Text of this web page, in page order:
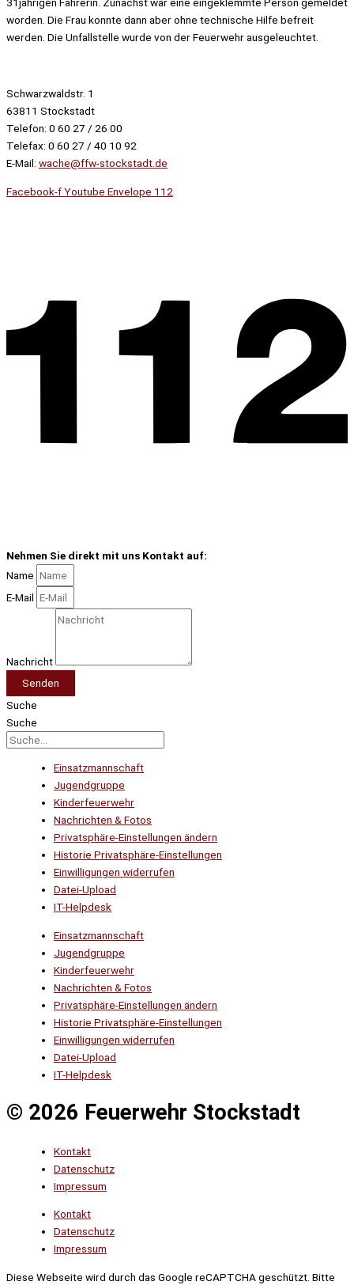
worden. Die Frau konnte dann aber ohne technische Hilfe befreit
werden. Die Unfallstelle wurde von der Feuerwehr ausgeleuchtet.
Schwarzwaldstr. 1
63811 Stockstadt
Telefon: 0 60 27 / 26 00
Telefax: 0 60 27 / 40 10 92
E-Mail: wache@ffw-stockstadt.de
Facebook-fYoutube Envelope 112
Nehmen Sie direkt mit uns Kontakt auf:
Name
E-Mail
Nachricht
Senden
Suche
Suche
Einsatzmannschaft
Jugendgruppe
Kinderfeuerwehr
Nachrichten & Fotos
Privatsphäre-Einstellungen ändern
Historie Privatsphäre-Einstellungen
Einwilligungen widerrufen
Datei-Upload
IT-Helpdesk
Einsatzmannschaft
Jugendgruppe
Kinderfeuerwehr
Nachrichten & Fotos
Privatsphäre-Einstellungen ändern
Historie Privatsphäre-Einstellungen
Einwilligungen widerrufen
Datei-Upload
IT-Helpdesk
© 2026 Feuerwehr Stockstadt
Kontakt
Datenschutz
Impressum
Kontakt
Datenschutz
Impressum
Diese Webseite wird durch das Google reCAPTCHA geschützt. Bitte